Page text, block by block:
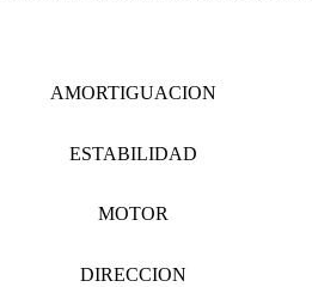
AMORTIGUACION
ESTABILIDAD
MOTOR
DIRECCION